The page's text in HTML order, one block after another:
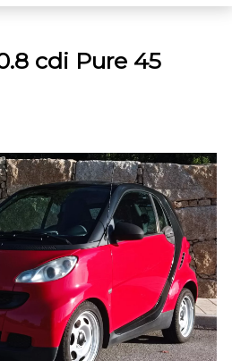
cdi Pure 45